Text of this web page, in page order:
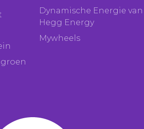
groen
Dynamische Energie van
Hegg Energy
Mywheels